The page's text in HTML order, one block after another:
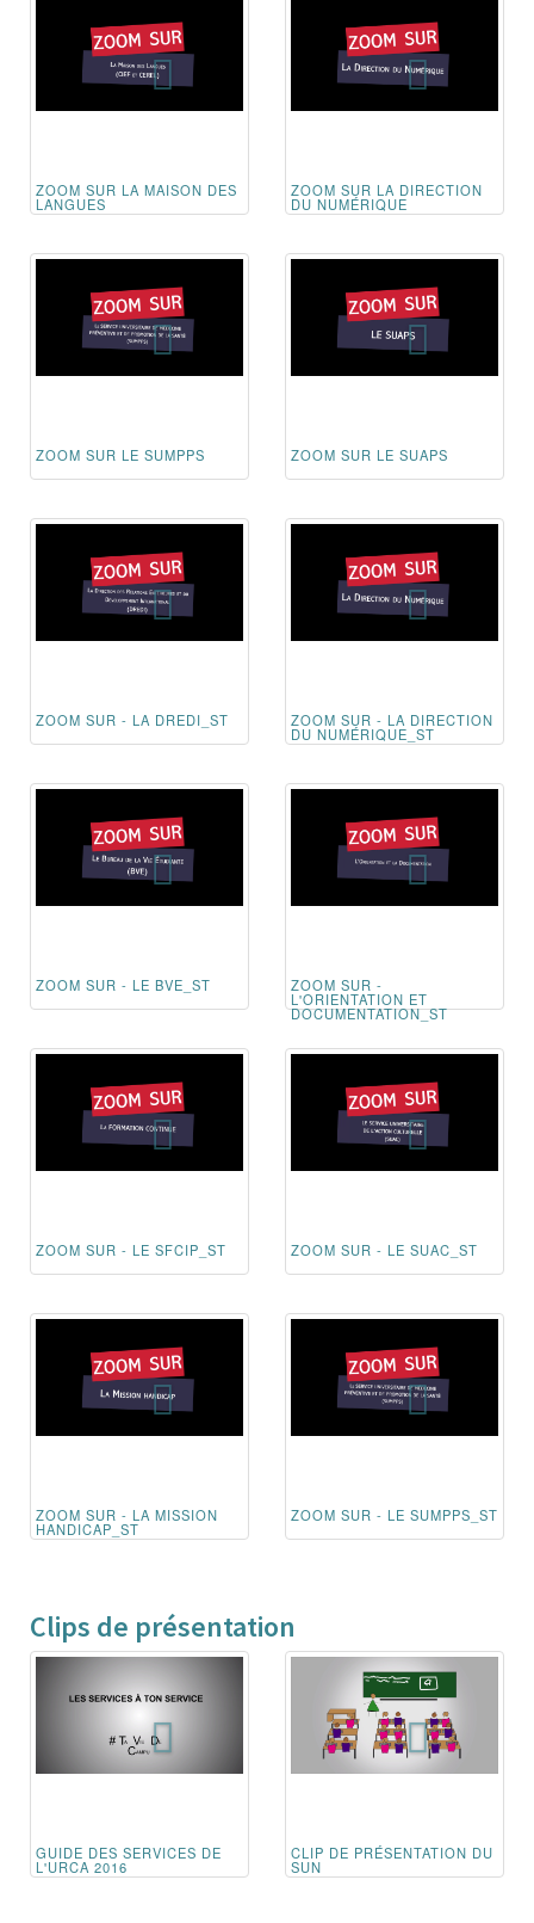
ZOOM SUR LA MAISON DES
LANGUES
ZOOM SUR LA DIRECTION
DU NUMÉRIQUE
ZOOM SUR LE SUMPPS ZOOM SUR LE SUAPS
ZOOM SUR - LA DREDI_ST ZOOM SUR - LA DIRECTION
DU NUMÉRIQUE_ST
ZOOM SUR - LE BVE_ST ZOOM SUR -
L'ORIENTATION ET
DOCUMENTATION_ST
ZOOM SUR - LE SFCIP_ST ZOOM SUR - LE SUAC_ST
ZOOM SUR - LA MISSION
HANDICAP_ST
ZOOM SUR - LE SUMPPS_ST
Clips de présentation
GUIDE DES SERVICES DE
L'URCA 2016
CLIP DE PRÉSENTATION DU
SUN